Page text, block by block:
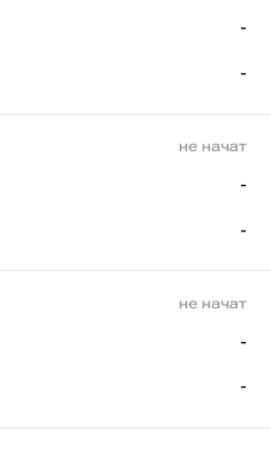
-
-
не начат
-
-
не начат
-
-